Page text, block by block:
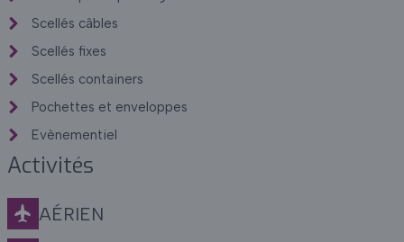
Scellés câbles
Scellés fixes
Scellés containers
Pochettes et enveloppes
Evènementiel
Activités
AÉRIEN